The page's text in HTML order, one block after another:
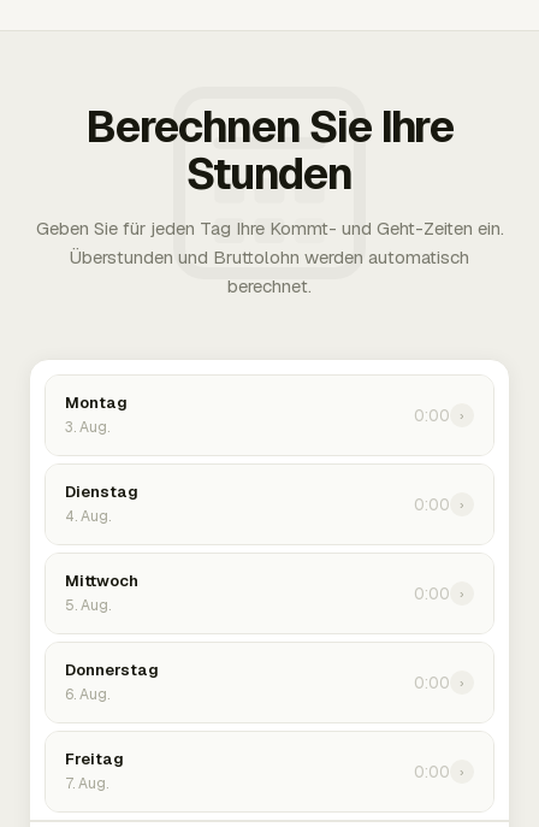
Berechnen Sie Ihre
Stunden
Geben Sie für jeden Tag Ihre Kommt- und Geht-Zeiten ein.
Überstunden und Bruttolohn werden automatisch
berechnet.
Montag
3. Aug.
0:00 ›
Dienstag
4. Aug.
0:00 ›
Mittwoch
5. Aug.
0:00 ›
Donnerstag
6. Aug.
0:00 ›
Freitag
7. Aug.
0:00 ›